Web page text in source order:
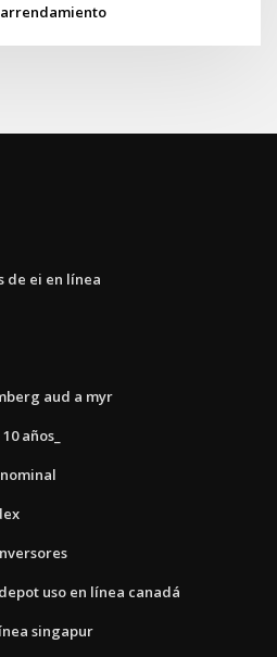
de ei en línea
aud a myr
años_
uso en línea canadá
singapur